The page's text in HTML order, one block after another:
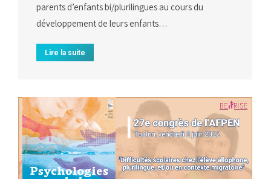
parents d’enfants bi/plurilingues au cours du
développement de leurs enfants…
Lire la suite